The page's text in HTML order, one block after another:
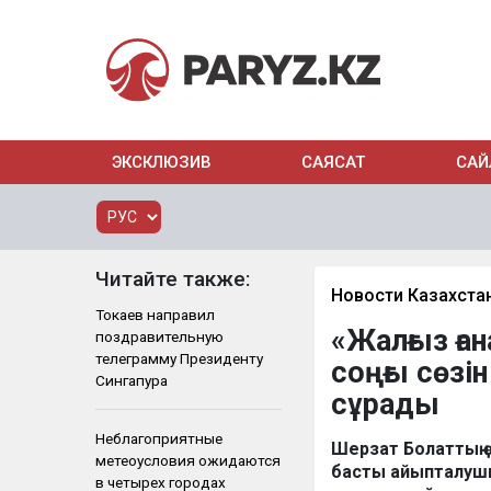
ЭКСКЛЮЗИВ САЯСАТ
Читайте также:
Токаев направил
поздравительную
телеграмму Президенту
Сингапура
Неблагоприятные
метеоусловия ожидаются
в четырех городах
Новости
«Жалғыз
соңғы
сұрады
Шерзат Болаттың
басты